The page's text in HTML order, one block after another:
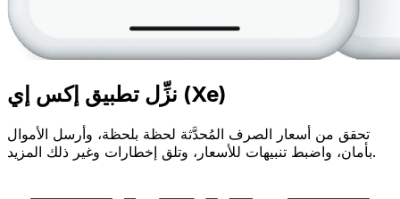
نزِّل تطبيق إكس إي (Xe)
تحقق من أسعار الصرف المُحدَّثة لحظة بلحظة، وأرسل الأموال
بأمان، واضبط تنبيهات للأسعار، وتلق إخطارات وغير ذلك المزيد.